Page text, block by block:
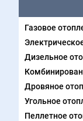
Газовое
Дизельное
Дровяное
Угольное
Пеллетное